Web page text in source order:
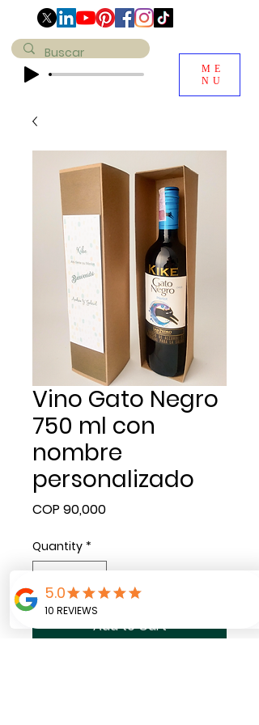
ME
NU
Vino Gato Negro
750 ml con
nombre
personalizado
COP 90,000Price
Quantity *
Add to Cart